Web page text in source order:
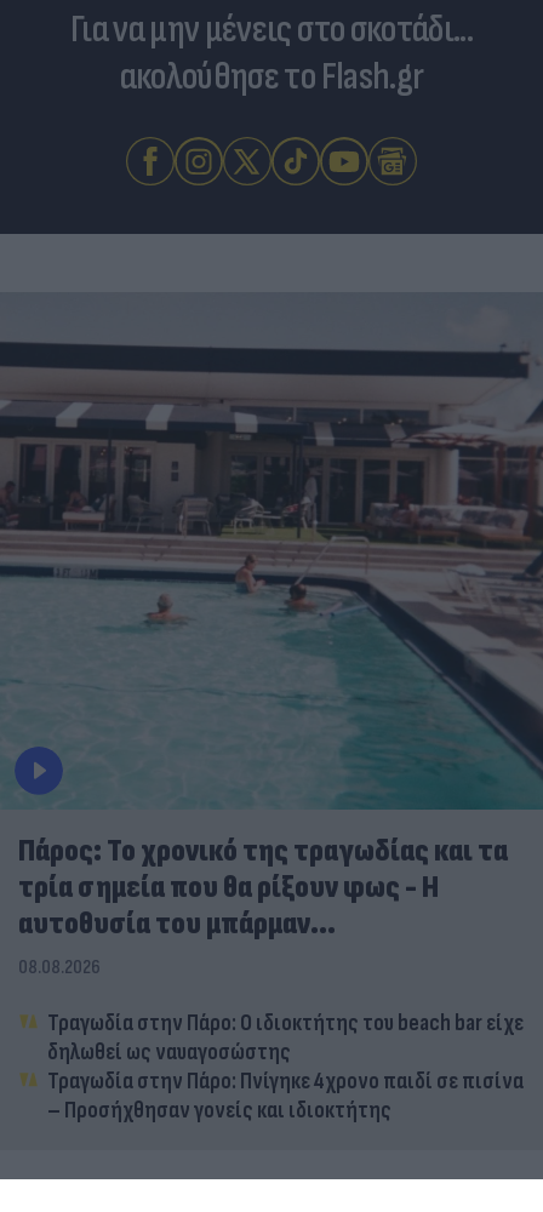
Για να μην μένεις στο σκοτάδι...
ακολούθησε το Flash.gr
Πάρος: Το χρονικό της τραγωδίας και τα
τρία σημεία που θα ρίξουν φως - Η
αυτοθυσία του μπάρμαν...
08.08.2026
Τραγωδία στην Πάρο: Ο ιδιοκτήτης του beach bar είχε
δηλωθεί ως ναυαγοσώστης
Τραγωδία στην Πάρο: Πνίγηκε 4χρονο παιδί σε πισίνα
– Προσήχθησαν γονείς και ιδιοκτήτης